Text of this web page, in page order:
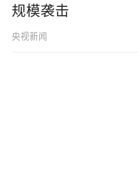
规模袭击
央视新闻